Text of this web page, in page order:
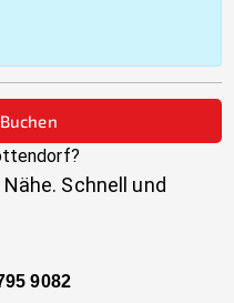
?
Schnell und
9082